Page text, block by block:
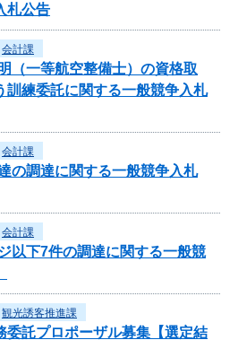
札公告
会計課
（一等航空整備士）の資格取
訓練委託に関する一般競争入札
会計課
の調達に関する一般競争入札
会計課
以下7件の調達に関する一般競
観光誘客推進課
委託プロポーザル募集【選定結